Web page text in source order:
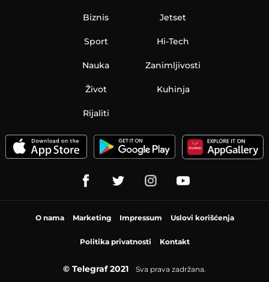
Biznis
Sport
Nauka
Jetset
Hi-Tech
Zanimljivosti
Život Kuhinja
Rijaliti
O nama Marketing Impressum Uslovi korišćenja
Politika privatnosti Kontakt
© Telegraf 2021 Sva prava zadržana.